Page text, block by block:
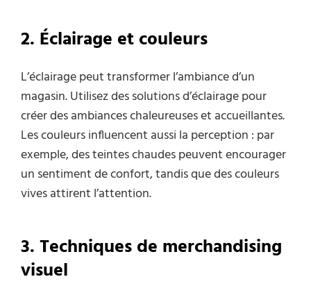
2. Éclairage et couleurs
L’éclairage peut transformer l’ambiance d’un
magasin. Utilisez des solutions d’éclairage pour
créer des ambiances chaleureuses et accueillantes.
Les couleurs influencent aussi la perception : par
exemple, des teintes chaudes peuvent encourager
un sentiment de confort, tandis que des couleurs
vives attirent l’attention.
3. Techniques de merchandising
visuel